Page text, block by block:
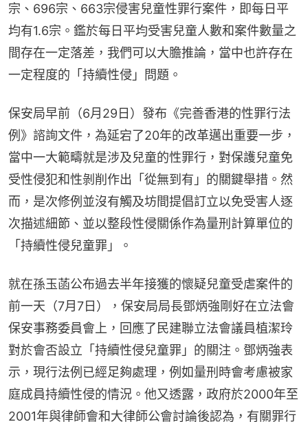
宗、696宗、663宗侵害兒童性罪行案件，即每日平
均有1.6宗。鑑於每日平均受害兒童人數和案件數量之
間存在一定落差，我們可以大膽推論，當中也許存在
一定程度的「持續性侵」問題。
保安局早前（6月29日）發布《完善香港的性罪行法
例》諮詢文件，為延宕了20年的改革邁出重要一步，
當中一大範疇就是涉及兒童的性罪行，對保護兒童免
受性侵犯和性剝削作出「從無到有」的關鍵舉措。然
而，是次修例並沒有觸及坊間提倡訂立以免受害人逐
次描述細節、並以整段性侵關係作為量刑計算單位的
「持續性侵兒童罪」。
就在孫玉菡公布過去半年接獲的懷疑兒童受虐案件的
前一天（7月7日），保安局局長鄧炳強剛好在立法會
保安事務委員會上，回應了民建聯立法會議員植潔玲
對於會否設立「持續性侵兒童罪」的關注。鄧炳強表
示，現行法例已經足夠處理，例如量刑時會考慮被家
庭成員持續性侵的情況。他又透露，政府於2000年至
2001年與律師會和大律師公會討論後認為，有關罪行